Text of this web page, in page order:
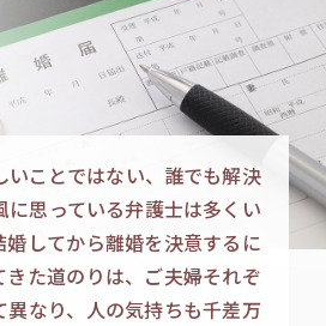
いことではない、誰でも解決
に思っている弁護士は多くい
婚してから離婚を決意するに
きた道のりは、ご夫婦それぞ
異なり、人の気持ちも千差万